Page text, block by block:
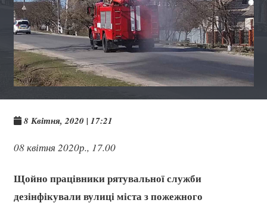
8 Квітня, 2020 | 17:21
08 квітня 2020р., 17.00
Щойно працівники рятувальної служби
дезінфікували вулиці міста з пожежного